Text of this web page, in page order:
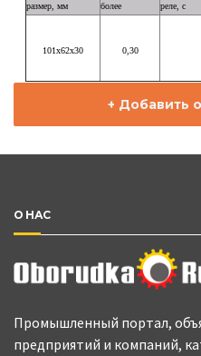
размер, мм более реле, с
101х62х30 0,30
+ Добавить
О НАС
Промышленный портал,
предприятий и компаний,